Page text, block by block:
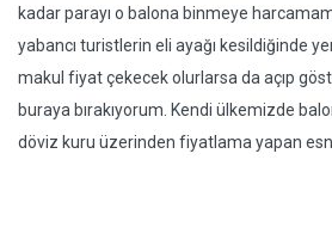
kadar parayı o balona binmeye
yabancı turistlerin eli ayağı kesildiğinde
makul fiyat çekecek olurlarsa da açıp
buraya bırakıyorum. Kendi ülkemizde
döviz kuru üzerinden fiyatlama yapan